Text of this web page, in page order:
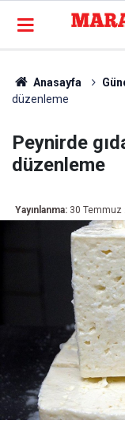
Anasayfa
düzenleme
Peynirde
düzenleme
Yayınlanma: 30 Temmuz